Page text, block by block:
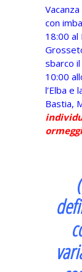
con
18:00 al
sbarco
10:00
l’Elba e
Bastia,